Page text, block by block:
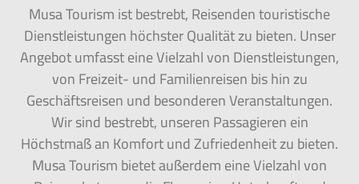
Musa Tourism ist bestrebt, Reisenden touristische
Dienstleistungen höchster Qualität zu bieten. Unser
Angebot umfasst eine Vielzahl von Dienstleistungen,
von Freizeit- und Familienreisen bis hin zu
Geschäftsreisen und besonderen Veranstaltungen.
Wir sind bestrebt, unseren Passagieren ein
Höchstmaß an Komfort und Zufriedenheit zu bieten.
Musa Tourism bietet außerdem eine Vielzahl von